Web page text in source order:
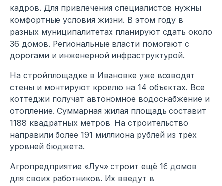
кадров. Для привлечения специалистов нужны
комфортные условия жизни. В этом году в
разных муниципалитетах планируют сдать около
36 домов. Региональные власти помогают с
дорогами и инженерной инфраструктурой.
На стройплощадке в Ивановке уже возводят
стены и монтируют кровлю на 14 объектах. Все
коттеджи получат автономное водоснабжение и
отопление. Суммарная жилая площадь составит
1188 квадратных метров. На строительство
направили более 191 миллиона рублей из трёх
уровней бюджета.
Агропредприятие «Луч» строит ещё 16 домов
для своих работников. Их введут в